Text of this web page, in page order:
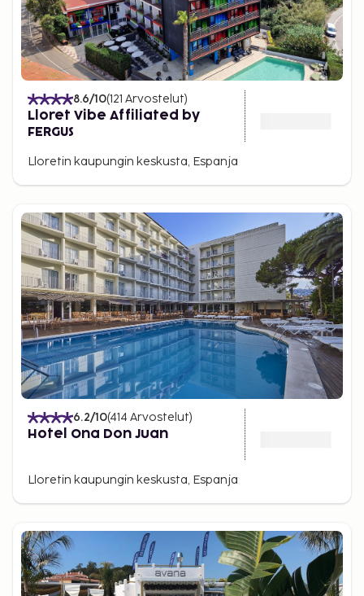
8.6/10(121 Arvostelut)
Lloret Vibe Affiliated by
FERGUS
Lloretin kaupungin keskusta, Espanja
6.2/10(414 Arvostelut)
Hotel Ona Don Juan
Lloretin kaupungin keskusta, Espanja